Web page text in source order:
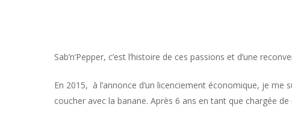
Sab’n’Pepper, c’est l’histoire de ces passions et d’une
En 2015, à l’annonce d’un licenciement économique, je
coucher avec la banane. Après 6 ans en tant que chargée